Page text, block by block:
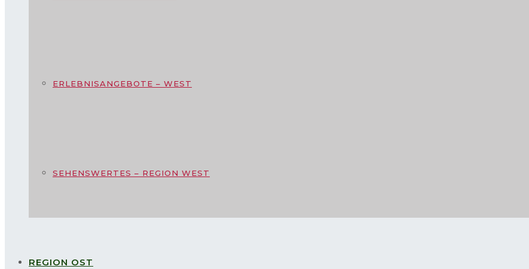
ERLEBNISANGEBOTE – WEST
SEHENSWERTES – REGION WEST
REGION OST